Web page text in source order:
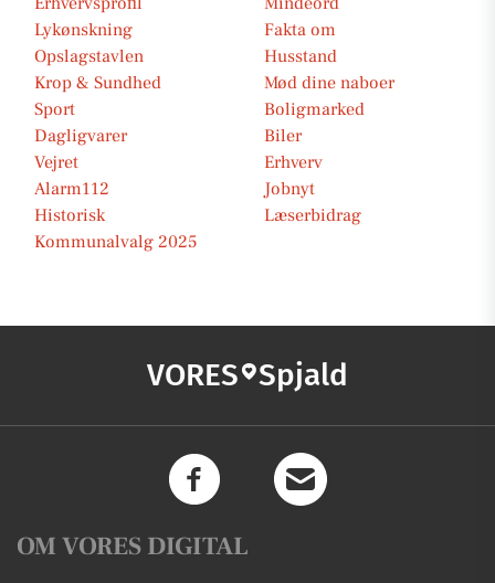
Lykønskning
Fakta om
Opslagstavlen
Husstand
Krop & Sundhed
Mød dine naboer
Sport
Boligmarked
Dagligvarer
Biler
Vejret
Erhverv
Alarm112
Jobnyt
Historisk
Læserbidrag
Kommunalvalg 2025
VORES Spjald
OM VORES DIGITAL